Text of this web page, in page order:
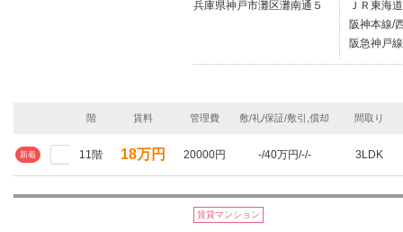
兵庫県神戸市灘区灘南通５
ＪＲ東海
阪神本線/
阪急神戸
階 賃料 管理費 敷/礼/保証/敷引,償却 間取り
新着 11階 18万円 20000円 -/40万円/-/- 3LDK
賃貸マンション